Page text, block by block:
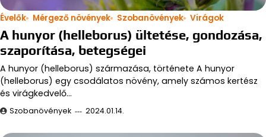
Évelők Mérgező növények Szobanövények Virágok
A hunyor (helleborus) ültetése, gondozása,
szaporítása, betegségei
A hunyor (helleborus) származása, története A hunyor
(helleborus) egy csodálatos növény, amely számos kertész
és virágkedvelő…
Szobanövények 2024.01.14.